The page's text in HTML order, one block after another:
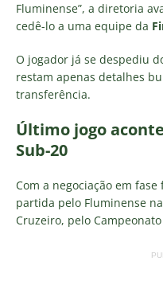
Fluminense”, a diretoria
cedê-lo a uma equipe da
O jogador já se despediu
restam apenas detalhes
transferência.
Último jogo
Sub-20
Com a negociação em
partida pelo Fluminense
Cruzeiro, pelo